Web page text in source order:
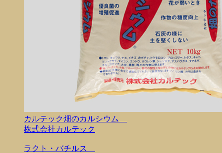
カルテック畑のカルシウム
株式会社カルテック
ラクト・バチルス